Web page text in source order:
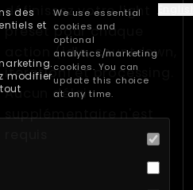
définissez votre light
preset pour chaque
action (idle, countdown,
iteration1 et processing.
Aucun délai
supplémentaire n'est
des
et
modifier
We use essential
cookies and
optional
analytics/marketing
cookies. You can
update this choice
at any time.